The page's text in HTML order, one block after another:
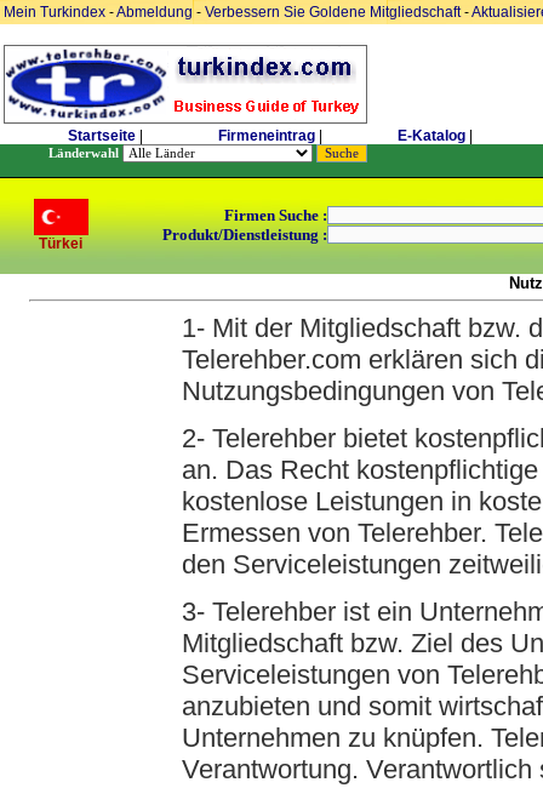
Mein Turkindex -Abmeldung- Verbessern Sie Goldene Mitgliedschaft-
Startseite Firmeneintrag E-Katalog
Länderwahl
Türkei
Firmen Suche :
Produkt/Dienstleistung :
1- Mit der Mitgliedschaft bzw.
Telerehber.com erklären sich
Nutzungsbedingungen von
2- Telerehber bietet
an. Das Recht
kostenlose Leistungen in
Ermessen von Telerehber.
den Serviceleistungen
3- Telerehber ist ein
Mitgliedschaft bzw. Ziel des
Serviceleistungen von
anzubieten und somit
Unternehmen zu knüpfen.
Verantwortung.